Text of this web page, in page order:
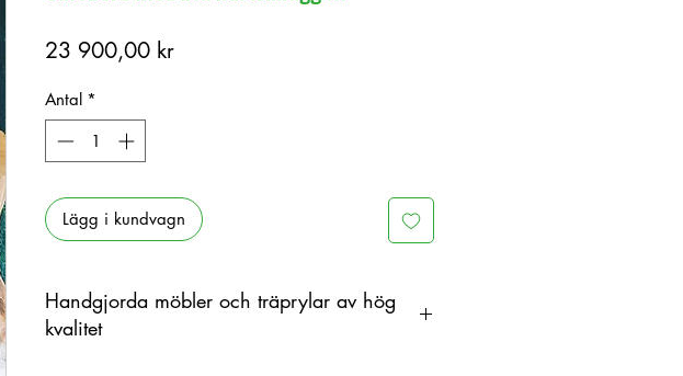
23 900,00 krPris
Antal *
Lägg i kundvagn
Handgjorda möbler och träprylar av hög
kvalitet